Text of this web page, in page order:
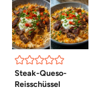
Steak-Queso-
Reisschüssel